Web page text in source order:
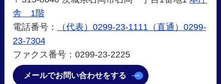
舎 1階
電話番号：
（代表）0299-23-1111（直通）0299-
23-7304
ファクス番号：0299-23-2225
メールでお問い合わせをする